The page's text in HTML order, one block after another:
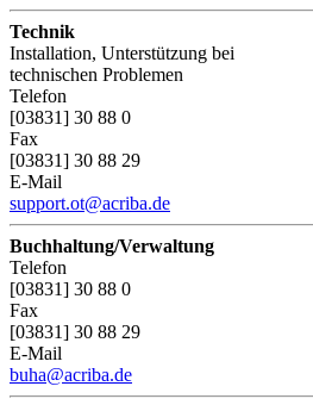
Technik
Installation, Unterstützung bei
technischen Problemen
Telefon
[03831] 30 88 0
Fax
[03831] 30 88 29
E-Mail
support.ot@acriba.de
Buchhaltung/Verwaltung
Telefon
[03831] 30 88 0
Fax
[03831] 30 88 29
E-Mail
buha@acriba.de